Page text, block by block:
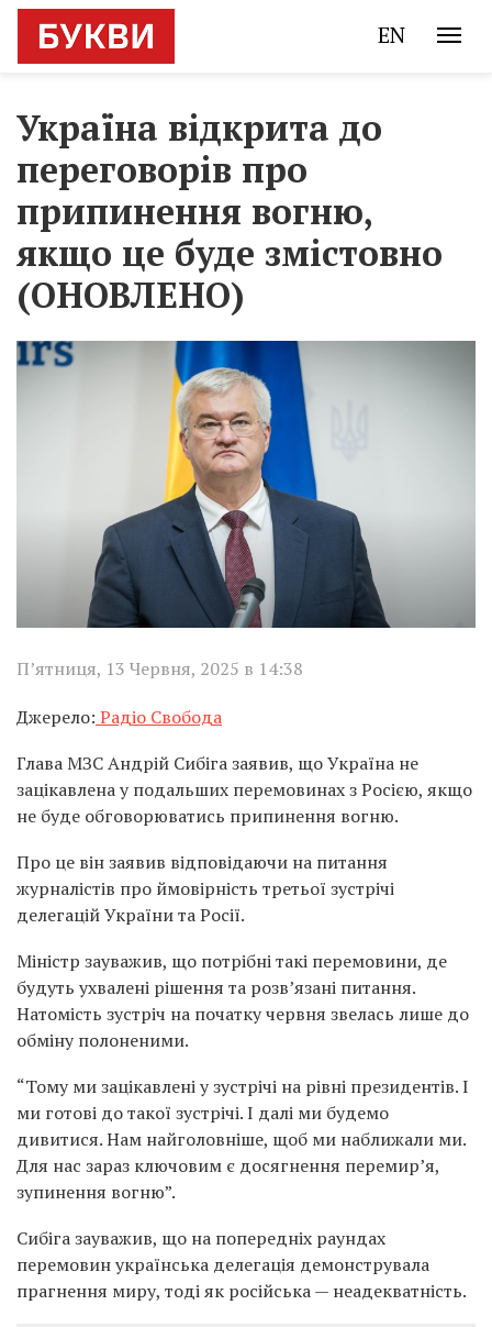
EN
Україна відкрита до
переговорів про
припинення вогню,
якщо це буде змістовно
(ОНОВЛЕНО)
П’ятниця, 13 Червня, 2025 в 14:38
Джерело: Радіо Свобода
Глава МЗС Андрій Сибіга заявив, що Україна не
зацікавлена у подальших перемовинах з Росією, якщо
не буде обговорюватись припинення вогню.
Про це він заявив відповідаючи на питання
журналістів про ймовірність третьої зустрічі
делегацій України та Росії.
Міністр зауважив, що потрібні такі перемовини, де
будуть ухвалені рішення та розв’язані питання.
Натомість зустріч на початку червня звелась лише до
обміну полоненими.
“Тому ми зацікавлені у зустрічі на рівні президентів. І
ми готові до такої зустрічі. І далі ми будемо
дивитися. Нам найголовніше, щоб ми наближали ми.
Для нас зараз ключовим є досягнення перемир’я,
зупинення вогню”.
Сибіга зауважив, що на попередніх раундах
перемовин українська делегація демонструвала
прагнення миру, тоді як російська — неадекватність.